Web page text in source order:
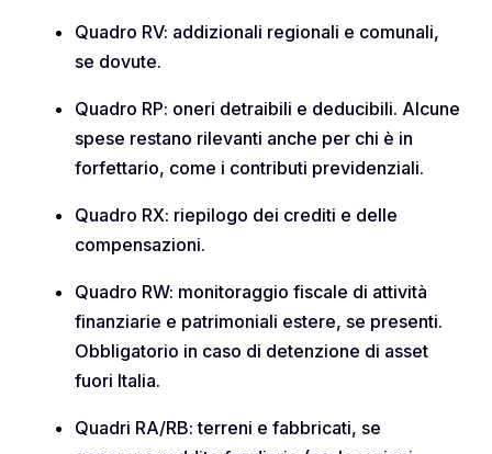
Quadro RV: addizionali regionali e comunali,
se dovute.
Quadro RP: oneri detraibili e deducibili. Alcune
spese restano rilevanti anche per chi è in
forfettario, come i contributi previdenziali.
Quadro RX: riepilogo dei crediti e delle
compensazioni.
Quadro RW: monitoraggio fiscale di attività
finanziarie e patrimoniali estere, se presenti.
Obbligatorio in caso di detenzione di asset
fuori Italia.
Quadri RA/RB: terreni e fabbricati, se